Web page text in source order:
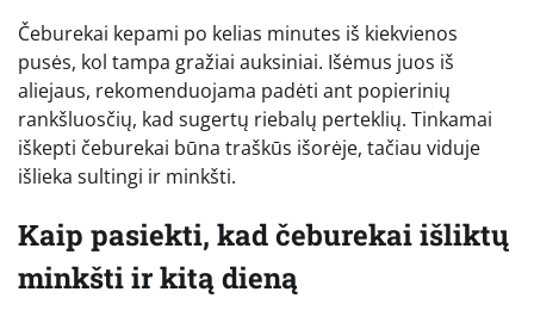
Čeburekai kepami po kelias minutes iš kiekvienos
pusės, kol tampa gražiai auksiniai. Išėmus juos iš
aliejaus, rekomenduojama padėti ant popierinių
rankšluosčių, kad sugertų riebalų perteklių. Tinkamai
iškepti čeburekai būna traškūs išorėje, tačiau viduje
išlieka sultingi ir minkšti.
Kaip pasiekti, kad čeburekai išliktų
minkšti ir kitą dieną